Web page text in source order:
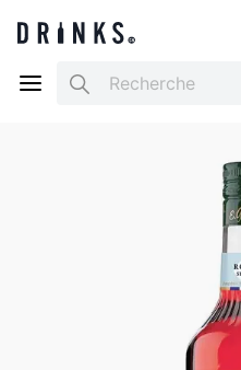
Search